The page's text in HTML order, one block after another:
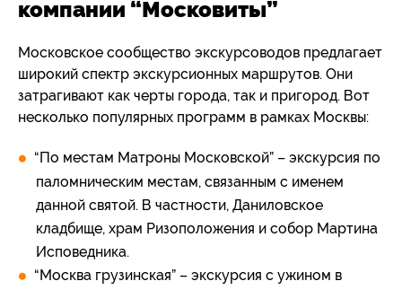
компании “Московиты”
Московское сообщество экскурсоводов предлагает
широкий спектр экскурсионных маршрутов. Они
затрагивают как черты города, так и пригород. Вот
несколько популярных программ в рамках Москвы:
“По местам Матроны Московской” – экскурсия по
паломническим местам, связанным с именем
данной святой. В частности, Даниловское
кладбище, храм Ризоположения и собор Мартина
Исповедника.
“Москва грузинская” – экскурсия с ужином в